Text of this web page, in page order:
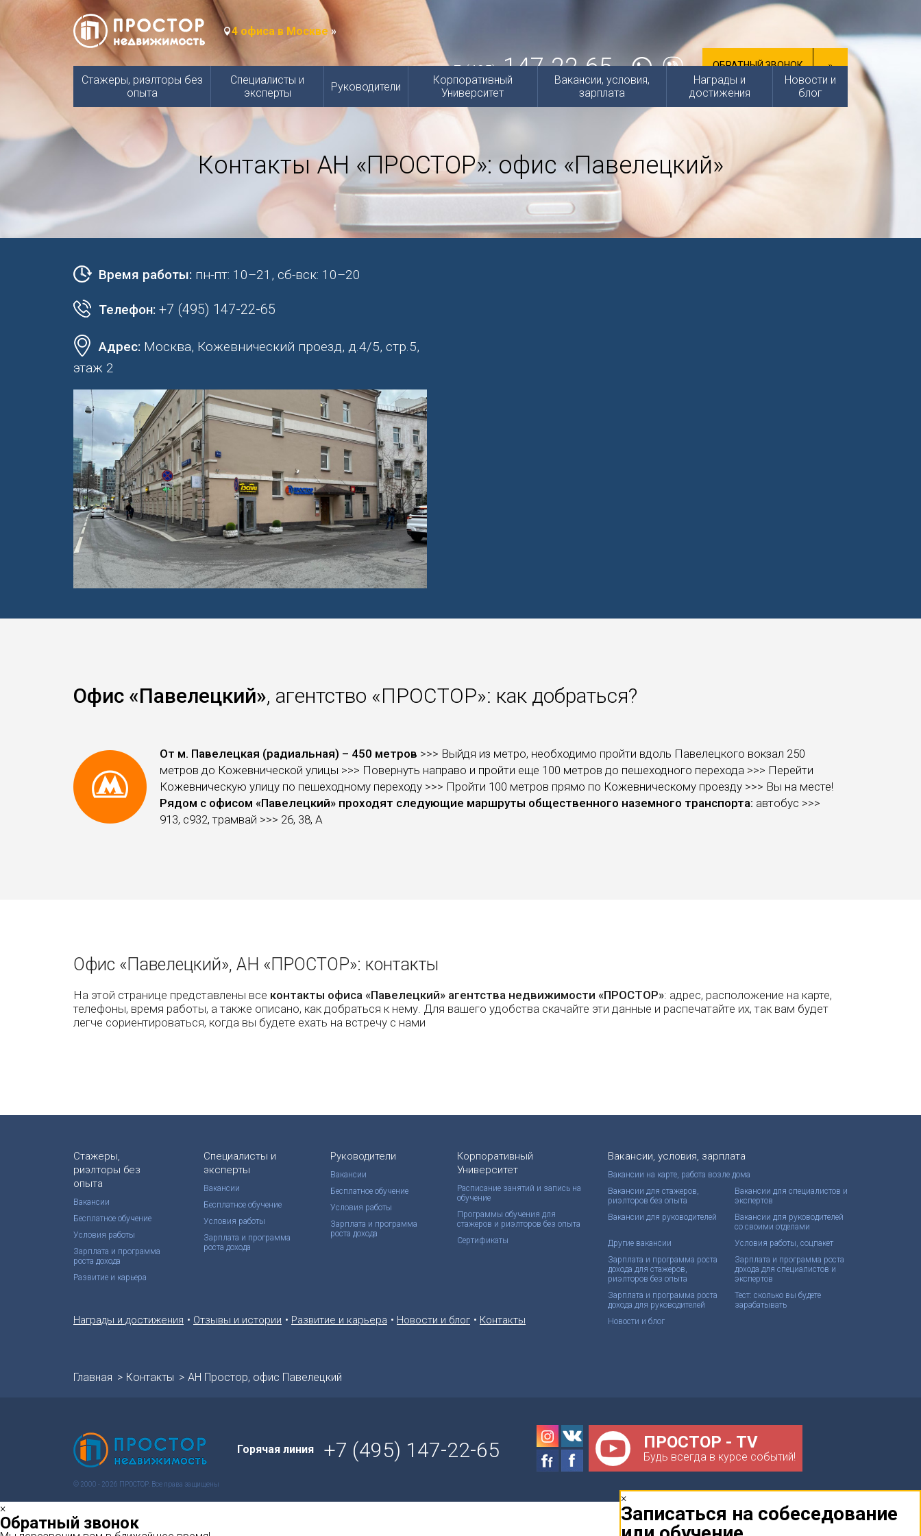
4 офиса в Москве»
+7 (495)147-22-65 ОБРАТНЫЙ ЗВОНОК
Стажеры, риэлторы без
опыта
Специалисты и
эксперты
Руководители
Корпоративный
Университет
Вакансии, условия,
зарплата
Награды и
достижения
Новости и
блог
Контакты АН «ПРОСТОР»: офис «Павелецкий»
Время работы: пн-пт: 10–21, сб-вск: 10–20
Телефон: +7 (495) 147-22-65
Адрес: Москва, Кожевнический проезд, д.4/5, стр.5,
этаж 2
Офис «Павелецкий», агентство «ПРОСТОР»: как добраться?
От м. Павелецкая (радиальная) – 450 метров >>> Выйдя из метро, необходимо пройти вдоль Павелецкого вокзал 250
метров до Кожевнической улицы >>> Повернуть направо и пройти еще 100 метров до пешеходного перехода >>> Перейти
Кожевническую улицу по пешеходному переходу >>> Пройти 100 метров прямо по Кожевническому проезду >>> Вы на месте!
Рядом с офисом «Павелецкий» проходят следующие маршруты общественного наземного транспорта: автобус >>>
913, с932, трамвай >>> 26, 38, А
Офис «Павелецкий», АН «ПРОСТОР»: контакты
На этой странице представлены все контакты офиса «Павелецкий» агентства недвижимости «ПРОСТОР»: адрес, расположение на карте,
телефоны, время работы, а также описано, как добраться к нему. Для вашего удобства скачайте эти данные и распечатайте их, так вам будет
легче сориентироваться, когда вы будете ехать на встречу с нами
Стажеры,
риэлторы без
опыта
Вакансии
Бесплатное обучение
Условия работы
Зарплата и программа
роста дохода
Развитие и карьера
Специалисты и
эксперты
Вакансии
Бесплатное обучение
Условия работы
Зарплата и программа
роста дохода
Руководители
Вакансии
Бесплатное обучение
Условия работы
Зарплата и программа
роста дохода
Корпоративный
Университет
Расписание занятий и запись на
обучение
Программы обучения для
стажеров и риэлторов без опыта
Сертификаты
Вакансии, условия, зарплата
Вакансии на карте, работа возле дома
Вакансии для стажеров,
риэлторов без опыта
Вакансии для специалистов и
экспертов
Вакансии для руководителей
Вакансии для руководителей
со своими отделами
Другие вакансии
Условия работы, соцпакет
Зарплата и программа роста
дохода для стажеров,
риэлторов без опыта
Зарплата и программа роста
дохода для специалистов и
экспертов
Зарплата и программа роста
дохода для руководителей
Тест: сколько вы будете
зарабатывать
Новости и блог
Награды и достижения • Отзывы и истории • Развитие и карьера • Новости и блог • Контакты
Главная Контакты АН Простор, офис Павелецкий
Горячая линия +7 (495) 147-22-65 ПРОСТОР - TV
Будь всегда в курсе событий!
© 2000 - 2026 ПРОСТОР. Все права защищены
×
Обратный звонок
×
Записаться на собеседование